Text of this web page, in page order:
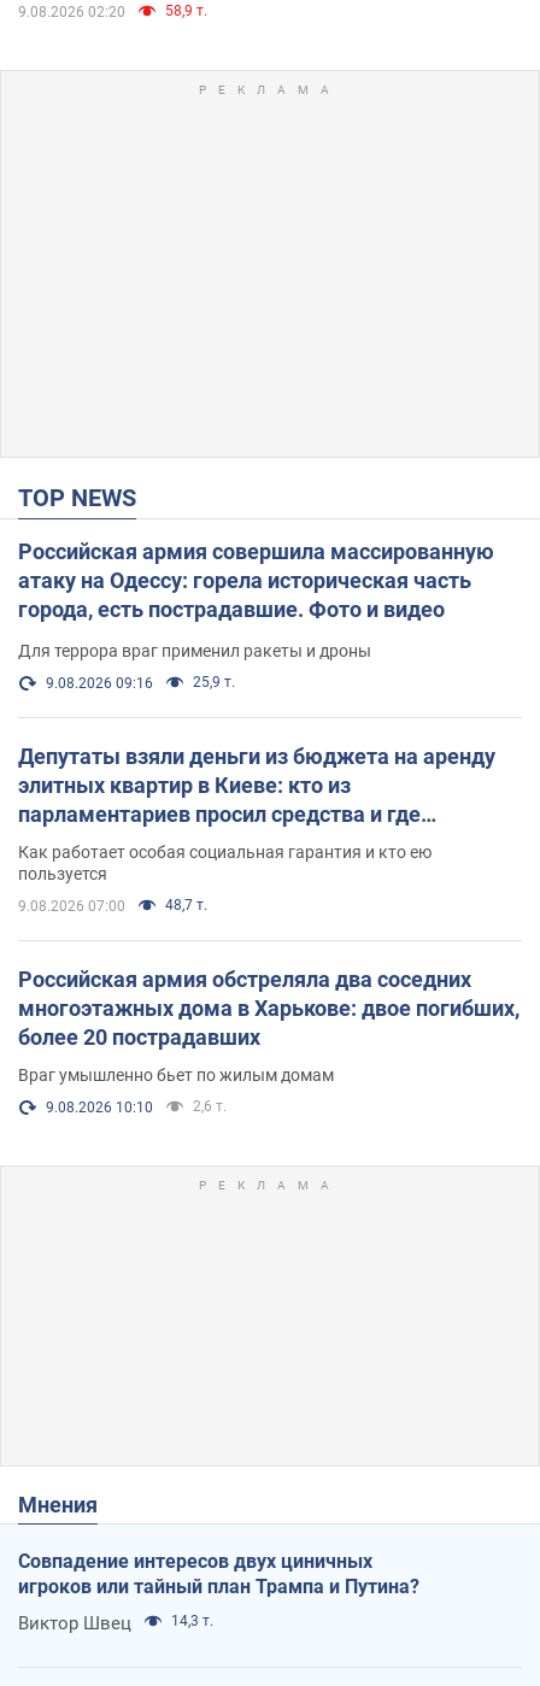
9.08.2026 02:20 58,9 т.
TOP NEWS
Российская армия совершила массированную
атаку на Одессу: горела историческая часть
города, есть пострадавшие. Фото и видео
Для террора враг применил ракеты и дроны
9.08.2026 09:16 25,9 т.
Депутаты взяли деньги из бюджета на аренду
элитных квартир в Киеве: кто из
парламентариев просил средства и где
поселился
Как работает особая социальная гарантия и кто ею
пользуется
9.08.2026 07:00 48,7 т.
Российская армия обстреляла два соседних
многоэтажных дома в Харькове: двое погибших,
более 20 пострадавших
Враг умышленно бьет по жилым домам
9.08.2026 10:10 2,6 т.
Мнения
Совпадение интересов двух циничных
игроков или тайный план Трампа и Путина?
Виктор Швец 14,3 т.